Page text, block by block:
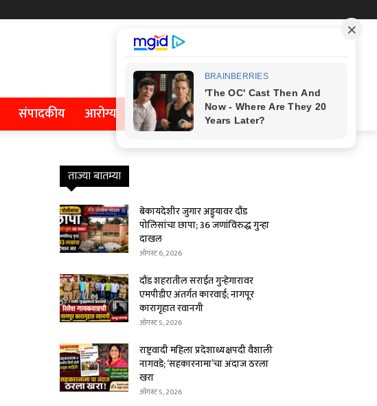
संपादकीय आरोग्य
ताज्या बातम्या
बेकायदेशीर जुगार अड्ड्यावर दौंड
पोलिसांचा छापा; 36 जणांविरुद्ध गुन्हा
दाखल
ऑगस्ट 6, 2026
दौंड शहरातील सराईत गुन्हेगारावर
एमपीडीए अंतर्गत कारवाई; नागपूर
कारागृहात रवानगी
ऑगस्ट 5, 2026
राष्ट्रवादी महिला प्रदेशाध्यक्षपदी वैशाली
नागवडे; ‘सहकारनामा’चा अंदाज ठरला
खरा
ऑगस्ट 5, 2026